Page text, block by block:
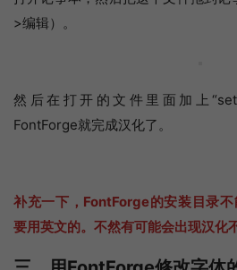
>编辑）。
然后在打开的文件里面加上“set
FontForge就完成汉化了。
补充一下，FontForge的安装目录不
要用英文的。不然有可能会出现汉化